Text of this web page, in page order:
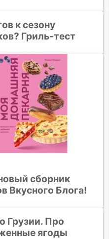
к сезону
Гриль-тест
сборник
Вкусного Блога!
Грузии. Про
ягоды